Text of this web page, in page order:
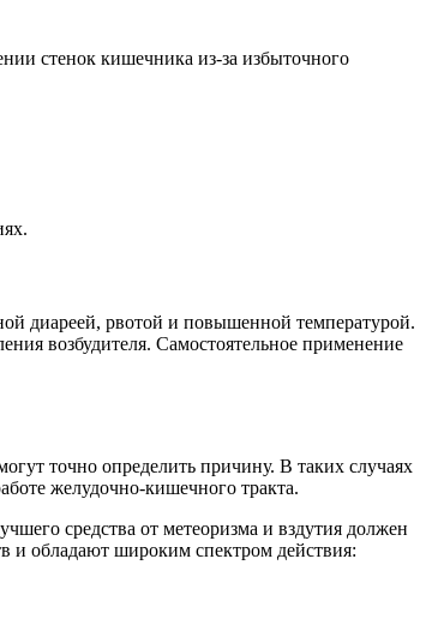
стенок кишечника из-за избыточного
диареей, рвотой и повышенной температурой.
возбудителя. Самостоятельное применение
точно определить причину. В таких случаях
желудочно-кишечного тракта.
средства от метеоризма и вздутия должен
и обладают широким спектром действия: